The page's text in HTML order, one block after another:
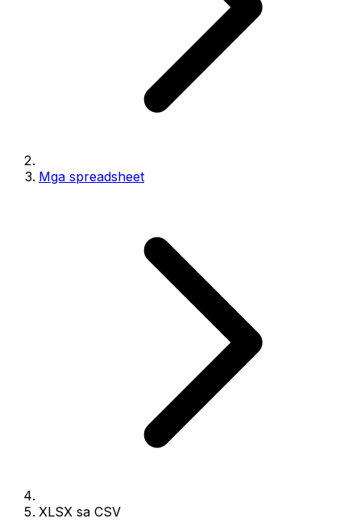
Mga spreadsheet
XLSX sa CSV